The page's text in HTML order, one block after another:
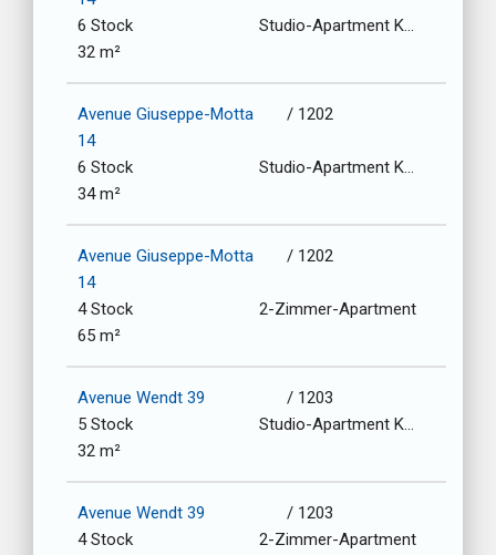
6 Stock
Studio-Apartment Kochnische
32 m²
Avenue Giuseppe-Motta
14
/ 1202
6 Stock
Studio-Apartment Kochnische
34 m²
Avenue Giuseppe-Motta
14
/ 1202
4 Stock
2-Zimmer-Apartment
65 m²
Avenue Wendt 39
/ 1203
5 Stock
Studio-Apartment Kochnische
32 m²
Avenue Wendt 39
/ 1203
4 Stock
2-Zimmer-Apartment